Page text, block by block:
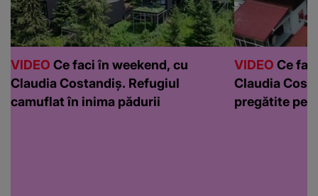
VIDEO Ce faci în weekend, cu
Claudia Costandiș. Refugiul
camuflat în inima pădurii
VIDEO Ce
Claudia
pregătite